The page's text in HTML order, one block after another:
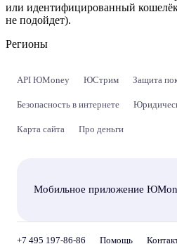
или идентифицированный
не подойдет).
Регионы
API ЮMoney ЮСтрим Защита
Безопасность в интернете
Карта сайта Про деньги
Мобильное приложение
+7 495 197-86-86 Помощь